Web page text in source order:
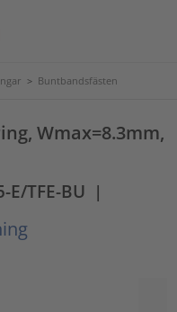
> Buntbandsfästen
Wmax=8.3mm,
E/TFE-BU |